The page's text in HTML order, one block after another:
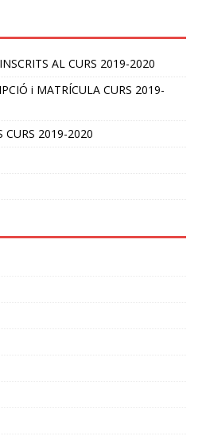
AL CURS 2019-2020
i MATRÍCULA CURS 2019-
CURS 2019-2020